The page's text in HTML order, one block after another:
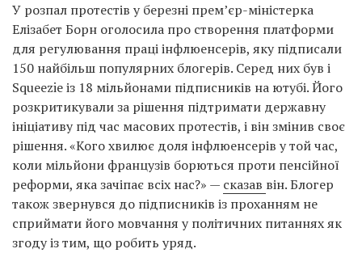
У розпал протестів у березні прем’єр-міністерка
Елізабет Борн оголосила про створення платформи
для регулювання праці інфлюенсерів, яку підписали
150 найбільш популярних блогерів. Серед них був і
Squeezie із 18 мільйонами підписників на ютубі. Його
розкритикували за рішення підтримати державну
ініціативу під час масових протестів, і він змінив своє
рішення. «Кого хвилює доля інфлюенсерів у той час,
коли мільйони французів борються проти пенсійної
реформи, яка зачіпає всіх нас?» — сказав він. Блогер
також звернувся до підписників із проханням не
сприймати його мовчання у політичних питаннях як
згоду із тим, що робить уряд.